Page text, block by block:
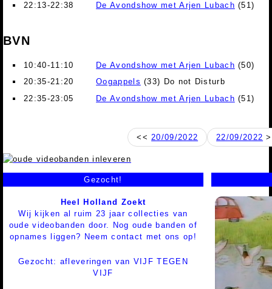
22:13-22:38
De Avondshow met Arjen Lubach (51)
BVN
10:40-11:10 De Avondshow met Arjen Lubach (50)
20:35-21:20
Oogappels (33) Do not Disturb
22:35-23:05
De Avondshow met Arjen Lubach (51)
<<20/09/2022 22/09/2022
Gezocht!
Heel Holland Zoekt
Wij kijken al ruim 23 jaar collecties van
oude videobanden door. Nog oude banden of
opnames liggen? Neem contact met ons op!
Gezocht: afleveringen van VIJF TEGEN
VIJF